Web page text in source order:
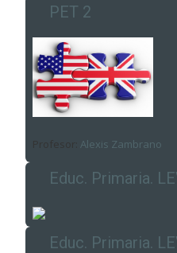
PET 2
Profesor:Alexis Zambrano
Educ. Primaria.
Educ. Primaria.